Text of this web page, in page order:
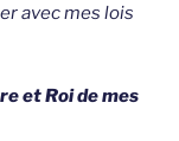
avec mes lois
et Roi de mes